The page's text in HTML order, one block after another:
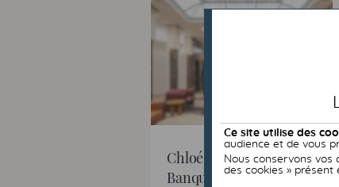
Chloé Noteuil,
Banquière Privée
Ce site utilise des
audience et de vous
Nous conservons vos
des cookies » présent